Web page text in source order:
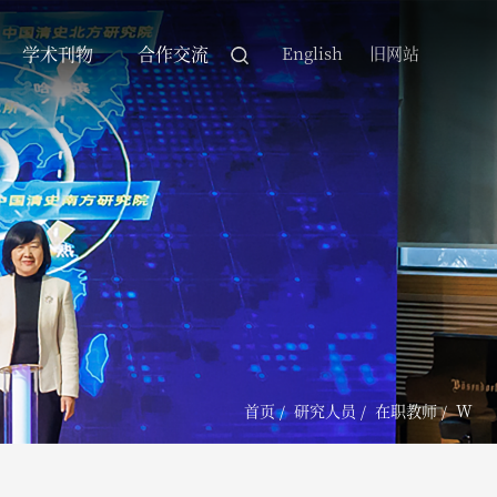
学术刊物 合作交流 English 旧网站
首页/研究人员 / 在职教师/W